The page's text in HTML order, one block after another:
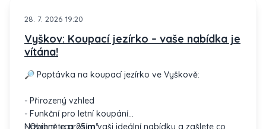
opěrami.
Celkově se jedná o plochu 408 m² a celý projekt je
naplánován k dokončení před koncem roku 2026.
Vaše odborné znalosti a cenné rady jsou zde vítány!
😊 Těšíme se na možnost spolupráce.
28. 7. 2026 19:20
Vyškov: Koupací jezírko – vaše nabídka je
vítána!
🔎 Poptávka na koupací jezírko ve Vyškově:
- Přirozený vzhled
- Funkční pro letní koupání
- Objem: cca 25 m³
Navrhněte prosím vaši ideální nabídku a zašlete co